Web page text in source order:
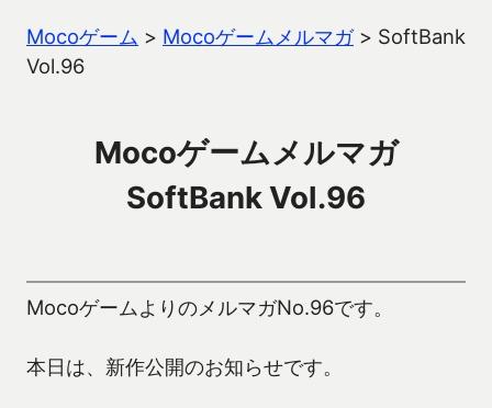
Mocoゲーム > Mocoゲームメルマガ> SoftBank
Vol.96
Mocoゲームメルマガ
SoftBank Vol.96
MocoゲームよりのメルマガNo.96です。
本日は、新作公開のお知らせです。